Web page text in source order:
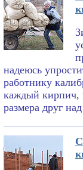
надеюсь
работнику
каждый кирпич,
размера друг